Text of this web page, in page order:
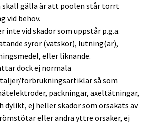
skall gälla är att poolen står torrt
vid behov.
inte vid skador som uppstår p.g.a.
syror (vätskor), lutning(ar),
eller liknande.
dock ej normala
förbrukningsartiklar så som
packningar, axeltätningar,
dylikt, ej heller skador som orsakats av
eller andra yttre orsaker, ej